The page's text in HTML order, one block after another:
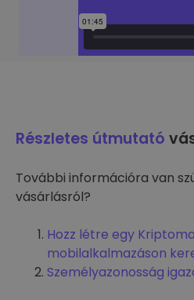
Részletes útmutató
További információra van
vásárlásról?
Hozz létre egy
mobilalkalmazáson
Személyazonosság